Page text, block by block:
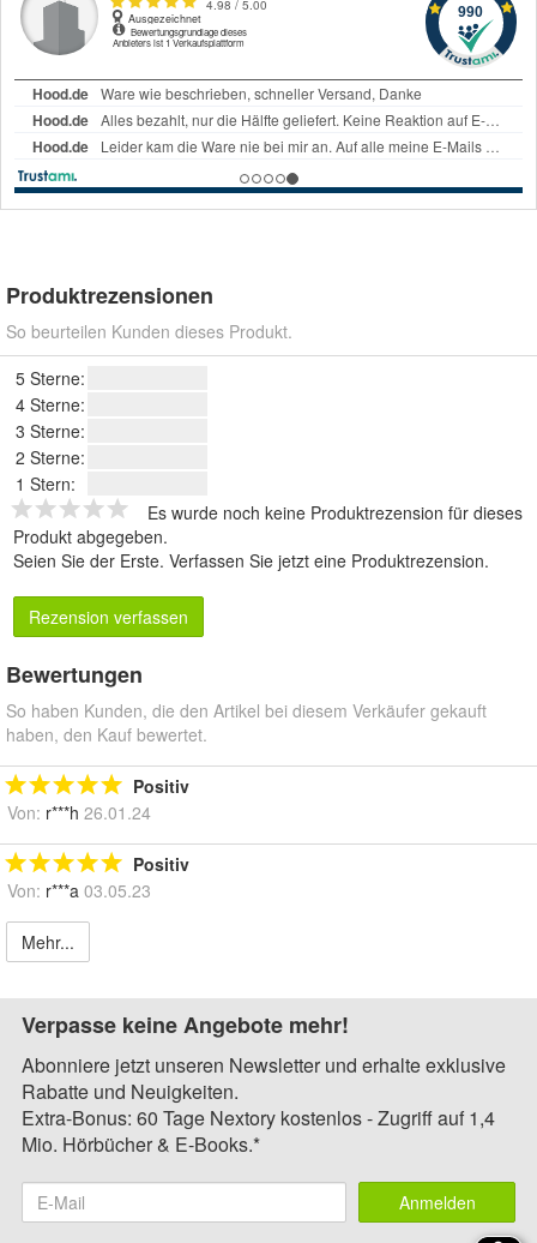
Produktrezensionen
So beurteilen Kunden dieses Produkt.
5 Sterne:
4 Sterne:
3 Sterne:
2 Sterne:
1 Stern:
Es wurde noch keine Produktrezension für dieses
Produkt abgegeben.
Seien Sie der Erste. Verfassen Sie jetzt eine Produktrezension.
Rezension verfassen
Bewertungen
So haben Kunden, die den Artikel bei diesem Verkäufer gekauft
haben, den Kauf bewertet.
Positiv
Von: r***h 26.01.24
Positiv
Von: r***a 03.05.23
Mehr...
Verpasse keine Angebote mehr!
Abonniere jetzt unseren Newsletter und erhalte exklusive
Rabatte und Neuigkeiten.
Extra-Bonus: 60 Tage Nextory kostenlos - Zugriff auf 1,4
Mio. Hörbücher & E-Books.*
Anmelden